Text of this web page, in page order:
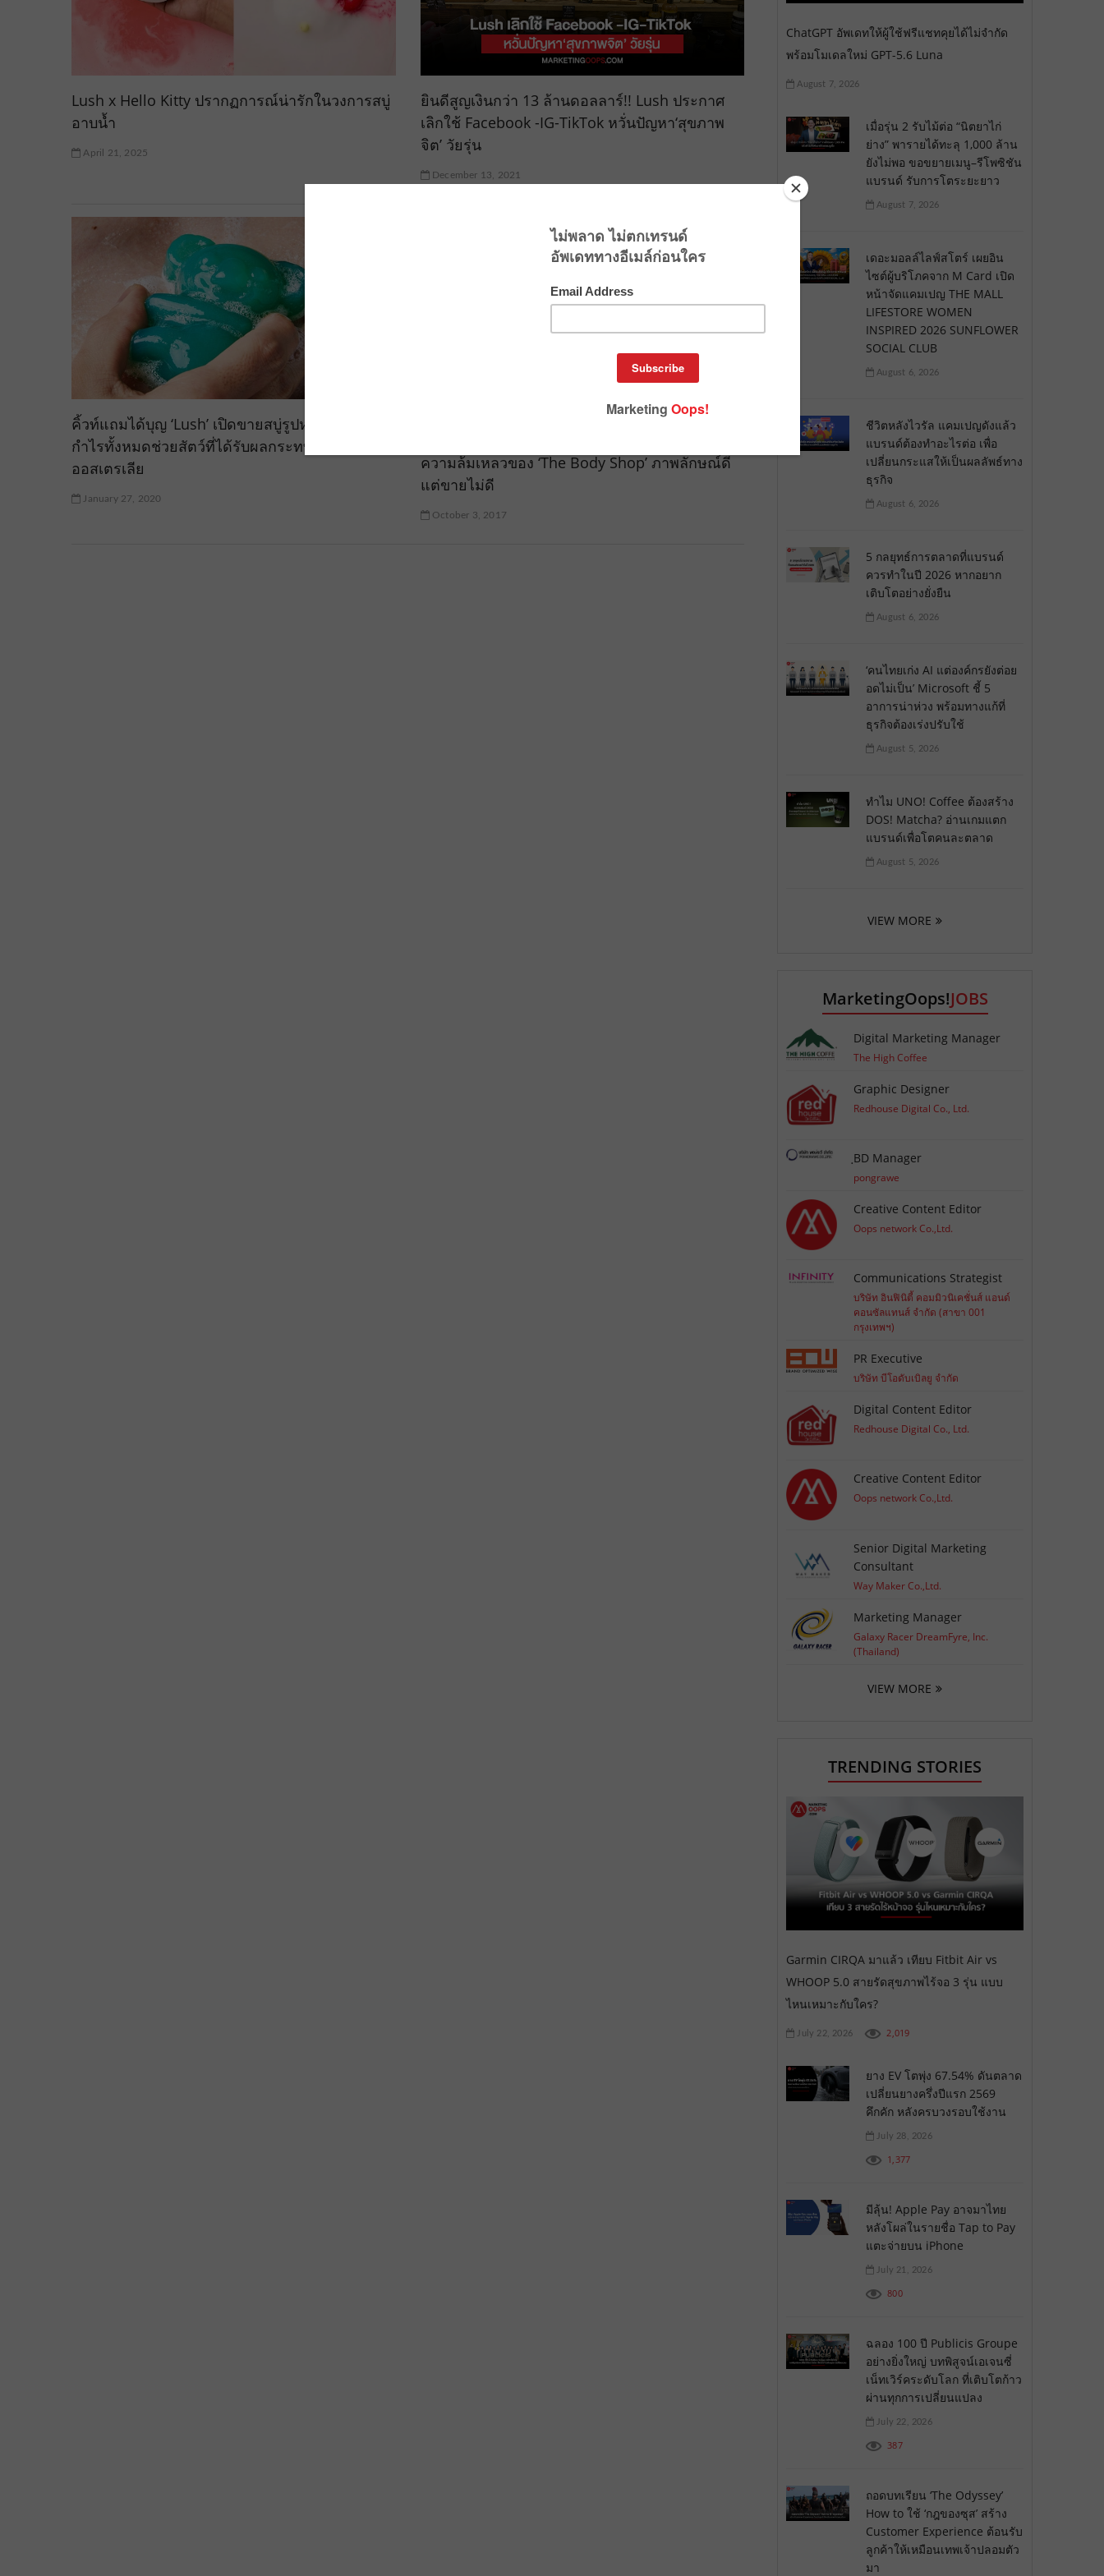
Lush x Hello Kitty ปรากฏการณ์น่ารักในวงการสบู่
อาบน้ำ
April 21, 2025
ยินดีสูญเงินกว่า 13 ล้านดอลลาร์!! Lush ประกาศ
เลิกใช้ Facebook -IG-TikTok หวั่นปัญหา‘สุขภาพ
จิต’ วัยรุ่น
December 13, 2021
คิ้วท์แถมได้บุญ ‘Lush’ เปิดขายสบู่รูปหมีโคอาล่า นำ
กำไรทั้งหมดช่วยสัตว์ที่ได้รับผลกระทบจากไฟป่า
ออสเตรเลีย
January 27, 2020
ความล้มเหลวของ ‘The Body Shop’ ภาพลักษณ์ดี
แต่ขายไม่ดี
October 3, 2017
ChatGPT อัพเดทให้ผู้ใช้ฟรีแชทคุยได้ไม่จำกัด
พร้อมโมเดลใหม่ GPT-5.6 Luna
August 7, 2026
เมื่อรุ่น 2 รับไม้ต่อ “นิตยาไก่
ย่าง” พารายได้ทะลุ 1,000 ล้าน
ยังไม่พอ ขอขยายเมนู–รีโพซิชัน
แบรนด์ รับการโตระยะยาว
August 7, 2026
เดอะมอลล์ไลฟ์สโตร์ เผยอิน
ไซต์ผู้บริโภคจาก M Card เปิด
หน้าจัดแคมเปญ THE MALL
LIFESTORE WOMEN
INSPIRED 2026 SUNFLOWER
SOCIAL CLUB
August 6, 2026
ชีวิตหลังไวรัล แคมเปญดังแล้ว
แบรนด์ต้องทำอะไรต่อ เพื่อ
เปลี่ยนกระแสให้เป็นผลลัพธ์ทาง
ธุรกิจ
August 6, 2026
5 กลยุทธ์การตลาดที่แบรนด์
ควรทำในปี 2026 หากอยาก
เติบโตอย่างยั่งยืน
August 6, 2026
‘คนไทยเก่ง AI แต่องค์กรยังต่อย
อดไม่เป็น’ Microsoft ชี้ 5
อาการน่าห่วง พร้อมทางแก้ที่
ธุรกิจต้องเร่งปรับใช้
August 5, 2026
ทำไม UNO! Coffee ต้องสร้าง
DOS! Matcha? อ่านเกมแตก
แบรนด์เพื่อโตคนละตลาด
August 5, 2026
VIEW MORE
MarketingOops!JOBS
Digital Marketing Manager
The High Coffee
Graphic Designer
Redhouse Digital Co., Ltd.
ฺBD Manager
pongrawe
Creative Content Editor
Oops network Co.,Ltd.
Communications Strategist
บริษัท อินฟินิตี้ คอมมิวนิเคชั่นส์ แอนด์
คอนซัลแทนส์ จำกัด (สาขา 001
กรุงเทพฯ)
PR Executive
บริษัท บีโอดับเบิลยู จำกัด
Digital Content Editor
Redhouse Digital Co., Ltd.
Creative Content Editor
Oops network Co.,Ltd.
Senior Digital Marketing
Consultant
Way Maker Co.,Ltd.
Marketing Manager
Galaxy Racer DreamFyre, Inc.
(Thailand)
VIEW MORE
TRENDING STORIES
Garmin CIRQA มาแล้ว เทียบ Fitbit Air vs
WHOOP 5.0 สายรัดสุขภาพไร้จอ 3 รุ่น แบบ
ไหนเหมาะกับใคร?
July 22, 2026 2,019
ยาง EV โตพุ่ง 67.54% ดันตลาด
เปลี่ยนยางครึ่งปีแรก 2569
คึกคัก หลังครบวงรอบใช้งาน
July 28, 2026
1,377
มีลุ้น! Apple Pay อาจมาไทย
หลังโผล่ในรายชื่อ Tap to Pay
แตะจ่ายบน iPhone
July 21, 2026
800
ฉลอง 100 ปี Publicis Groupe
อย่างยิ่งใหญ่ บทพิสูจน์เอเจนซี่
เน็ทเวิร์คระดับโลก ที่เติบโตก้าว
ผ่านทุกการเปลี่ยนแปลง
July 22, 2026
387
ถอดบทเรียน ‘The Odyssey’
How to ใช้ ‘กฎของซุส’ สร้าง
Customer Experience ต้อนรับ
ลูกค้าให้เหมือนเทพเจ้าปลอมตัว
มา